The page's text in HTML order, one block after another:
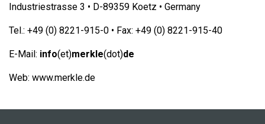
Industriestrasse 3 • D-89359 Koetz • Germany
Tel.: +49 (0) 8221-915-0 • Fax: +49 (0) 8221-915-40
E-Mail: info(et)merkle(dot)de
Web: www.merkle.de